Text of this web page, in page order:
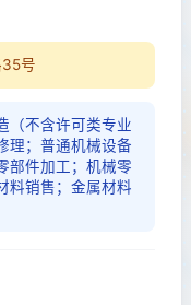
号
（不含许可类专业
理；普通机械设备
部件加工；机械零
料销售；金属材料